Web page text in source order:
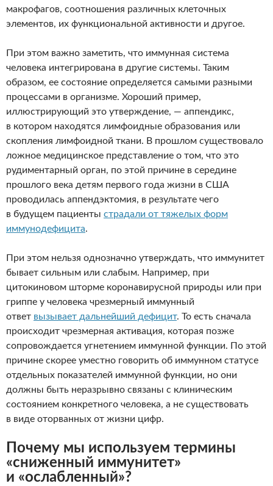
макрофагов, соотношения различных клеточных
элементов, их функциональной активности и другое.
При этом важно заметить, что иммунная система
человека интегрирована в другие системы. Таким
образом, ее состояние определяется самыми разными
процессами в организме. Хороший пример,
иллюстрирующий это утверждение, — аппендикс,
в котором находятся лимфоидные образования или
скопления лимфоидной ткани. В прошлом существовало
ложное медицинское представление о том, что это
рудиментарный орган, по этой причине в середине
прошлого века детям первого года жизни в США
проводилась аппендэктомия, в результате чего
в будущем пациенты страдали от тяжелых форм
иммунодефицита.
При этом нельзя однозначно утверждать, что иммунитет
бывает сильным или слабым. Например, при
цитокиновом шторме коронавирусной природы или при
гриппе у человека чрезмерный иммунный
ответ вызывает дальнейший дефицит. То есть сначала
происходит чрезмерная активация, которая позже
сопровождается угнетением иммунной функции. По этой
причине скорее уместно говорить об иммунном статусе
отдельных показателей иммунной функции, но они
должны быть неразрывно связаны с клиническим
состоянием конкретного человека, а не существовать
в виде оторванных от жизни цифр.
Почему мы используем термины
«сниженный иммунитет»
и «ослабленный»?